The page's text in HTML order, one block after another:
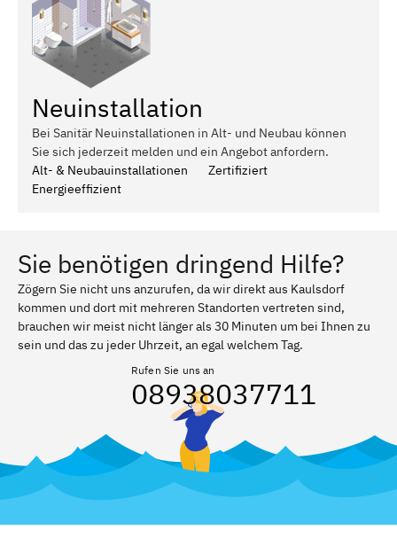
Neuinstallation
Bei Sanitär Neuinstallationen in Alt- und Neubau können
Sie sich jederzeit melden und ein Angebot anfordern.
Alt- & Neubauinstallationen
Zertifiziert
Energieeffizient
Sie benötigen dringend Hilfe?
Zögern Sie nicht uns anzurufen, da wir direkt aus Kaulsdorf
kommen und dort mit mehreren Standorten vertreten sind,
brauchen wir meist nicht länger als 30 Minuten um bei Ihnen zu
sein und das zu jeder Uhrzeit, an egal welchem Tag.
Rufen Sie uns an
08938037711